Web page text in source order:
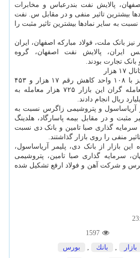
پالایش نفت بندرعباس و مخابرات
بیشترین تاثیر منفی و در مقابل س. نفت
به سایر نمادها بیشترین تاثیر مثبت را
نیز بانک ملت، فولاد مبارکه اصفهان، ایران
ایران، پالایش نفت اصفهان، گروه
تجارت بودند.
شاخص کل فرابورس نیز با ۱۰۸ واحد کاهش رقم ۱۷ هزار و ۴۵۳
واحدی را ثبت نمود. معامله گران این بازار ۷۲۵ هزار معامله به
آریاساسول و پتروشیمی زاگرس نسبت به
مثبت و در مقابل بیمه پاسارگاد، هلدینگ
سرمایه گذاری صبا تامین و بانک دی نسبت
منفی را روی بازار گذاشتند.
این بازار از بانک دی، پلیمر آریاساسول،
سرمایه گذاری صبا تامین، پتروشیمی
و شرکت آهن و فولاد ارفع تشکیل شده
1597
بازار بانك بورس